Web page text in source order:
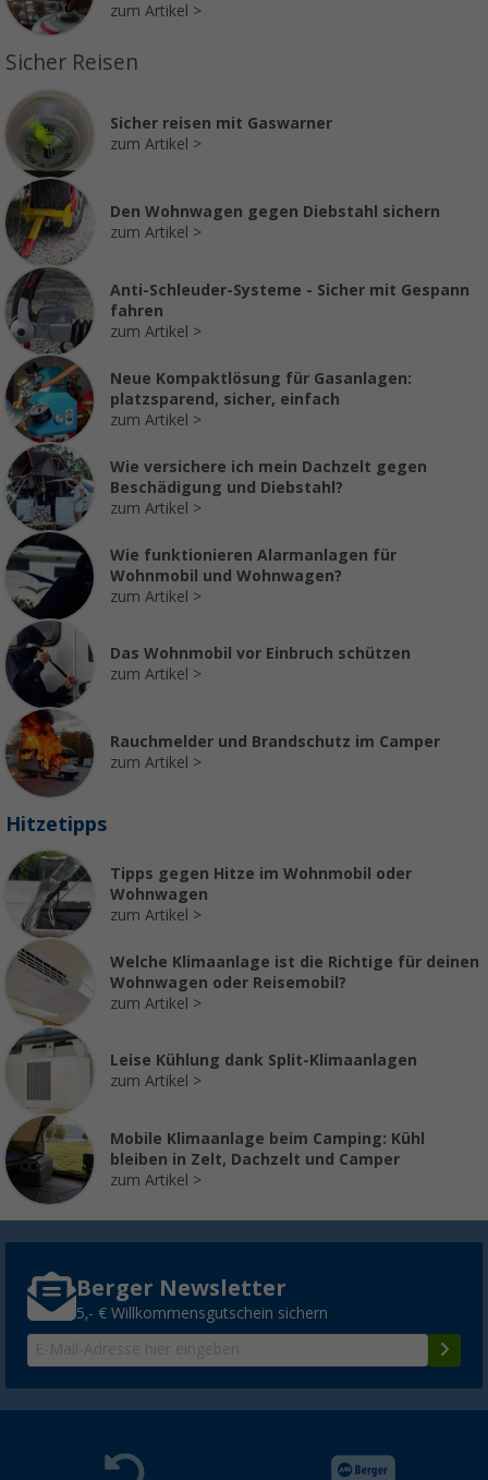
zum Artikel
Sicher Reisen
Sicher reisen mit Gaswarner
zum Artikel
Den Wohnwagen gegen Diebstahl sichern
zum Artikel
Anti-Schleuder-Systeme - Sicher mit Gespann
fahren
zum Artikel
Neue Kompaktlösung für Gasanlagen:
platzsparend, sicher, einfach
zum Artikel
Wie versichere ich mein Dachzelt gegen
Beschädigung und Diebstahl?
zum Artikel
Wie funktionieren Alarmanlagen für
Wohnmobil und Wohnwagen?
zum Artikel
Das Wohnmobil vor Einbruch schützen
zum Artikel
Rauchmelder und Brandschutz im Camper
zum Artikel
Hitzetipps
Tipps gegen Hitze im Wohnmobil oder
Wohnwagen
zum Artikel
Welche Klimaanlage ist die Richtige für deinen
Wohnwagen oder Reisemobil?
zum Artikel
Leise Kühlung dank Split-Klimaanlagen
zum Artikel
Mobile Klimaanlage beim Camping: Kühl
bleiben in Zelt, Dachzelt und Camper
zum Artikel
Berger Newsletter
5,- € Willkommensgutschein sichern